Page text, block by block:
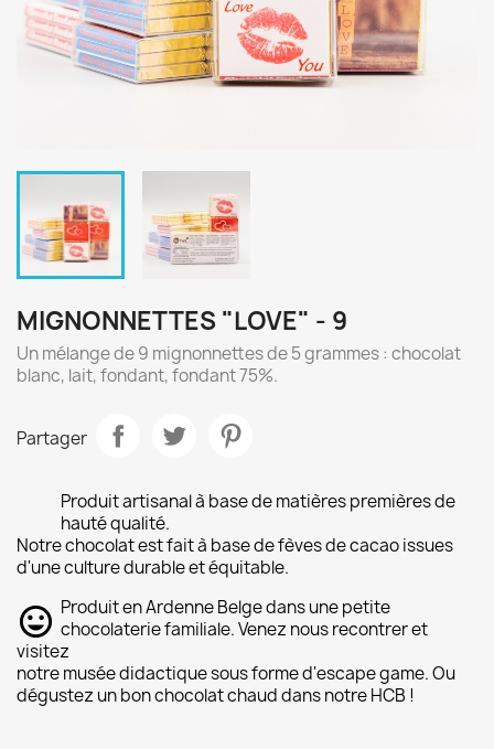
MIGNONNETTES "LOVE" - 9
Un mélange de 9 mignonnettes de 5 grammes : chocolat
blanc, lait, fondant, fondant 75%.
Partager
Produit artisanal à base de matières premières de
hauté qualité.
Notre chocolat est fait à base de fèves de cacao issues
d'une culture durable et équitable.
Produit en Ardenne Belge dans une petite
chocolaterie familiale. Venez nous recontrer et
visitez
notre musée didactique sous forme d'escape game. Ou
dégustez un bon chocolat chaud dans notre HCB !